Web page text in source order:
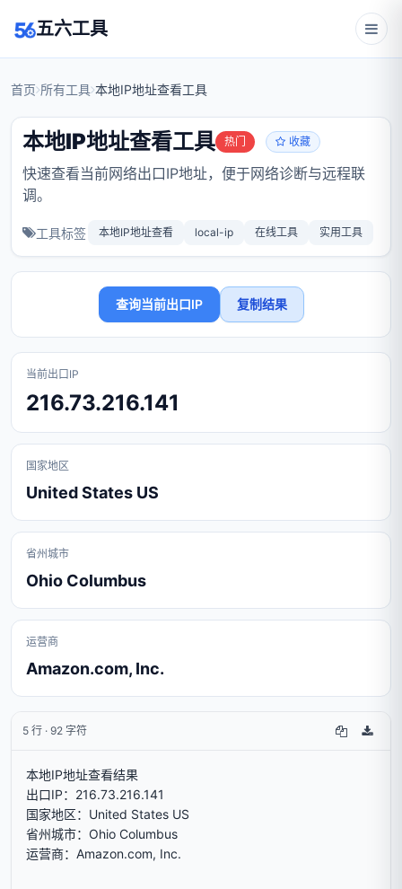
五六工具
首页 所有工具 本地IP地址查看工具
本地IP地址查看工具 热门 收藏
快速查看当前网络出口IP地址，便于网络诊断与远程联
调。
工具标签 本地IP地址查看 local-ip 在线工具 实用工具
查询当前出口IP 复制结果
当前出口IP
216.73.216.141
国家地区
United States US
省州城市
Ohio Columbus
运营商
Amazon.com, Inc.
5 行 · 92 字符